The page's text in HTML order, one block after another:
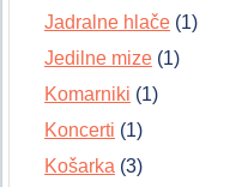
Jadralne hlače (1)
Jedilne mize (1)
Komarniki (1)
Koncerti (1)
Košarka (3)